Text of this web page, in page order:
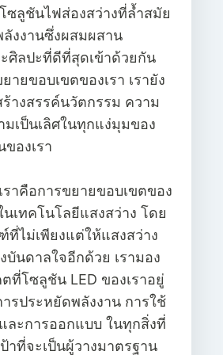
ซลูชันไฟส่องสว่างที่ล้ำสมัย
งงานซึ่งผสมผสาน
ศิลปะที่ดีที่สุดเข้าด้วยกัน
ายขอบเขตของเรา เรายัง
างสรรค์นวัตกรรม ความ
เป็นเลิศในทุกแง่มุมของ
ของเรา
ราคือการขยายขอบเขตของ
นเทคโนโลยีแสงสว่าง โดย
ไม่เพียงแต่ให้แสงสว่าง
บันดาลใจอีกด้วย เรามอง
ที่โซลูชัน LED ของเราอยู่
รประหยัดพลังงาน การใช้
ละการออกแบบ ในทุกสิ่งที่
ป้าที่จะเป็นผู้วางมาตรฐาน